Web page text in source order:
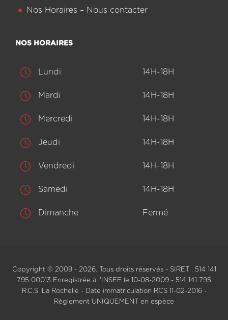
Nos Horaires – Nous contacter
NOS HORAIRES
Lundi 14H-18H
Mardi 14H-18H
Mercredi 14H-18H
Jeudi 14H-18H
Vendredi 14H-18H
Samedi 14H-18H
Dimanche Fermé
Copyright © 2009 - 2026. Tous droits réservés - SIRET : 514 141
795 00013 Enregistrée à l'INSEE le 10-08-2009 - 514 141 795
R.C.S. La Rochelle - Date immatriculation RCS 11-02-2016 -
Règlement UNIQUEMENT en espèce